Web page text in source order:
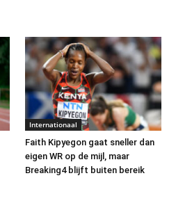
Internationaal
Faith Kipyegon gaat sneller dan
eigen WR op de mijl, maar
Breaking4 blijft buiten bereik